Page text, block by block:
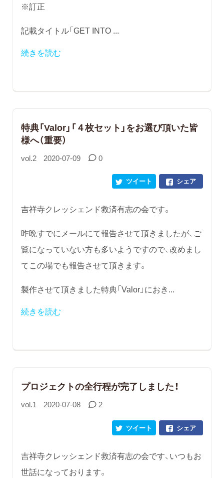
※訂正
記載タイトル「GET INTO ...
続きを読む
特典「Valor」「４枚セット」をお選び頂いた皆
様へ（重要）
vol.2 2020-07-09 0
シェア
ツイート
吉祥寺クレッシェンド救済有志の会です。
昨晩すでにメールにて報告させて頂きましたが、ご
覧になっていない方も多いようですので、改めまし
てこの場でも報告させて頂きます。
製作させて頂きました特典「Valor」におき...
続きを読む
プロジェクトの全行程が完了しました！
vol.1 2020-07-08 2
シェア
ツイート
吉祥寺クレッシェンド救済有志の会です、いつもお
世話になっております。